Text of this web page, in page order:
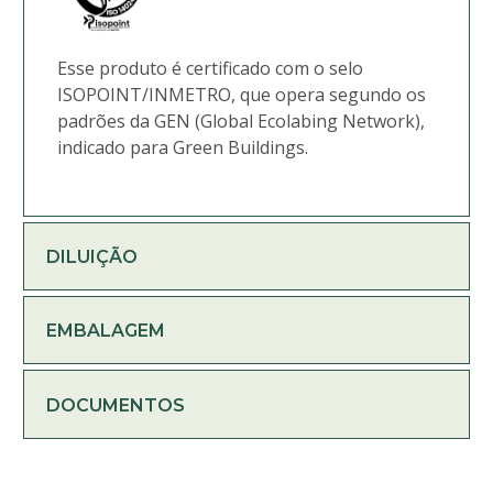
Esse produto é certificado com o selo
ISOPOINT/INMETRO, que opera segundo os
padrões da GEN (Global Ecolabing Network),
indicado para Green Buildings.
DILUIÇÃO
EMBALAGEM
DOCUMENTOS